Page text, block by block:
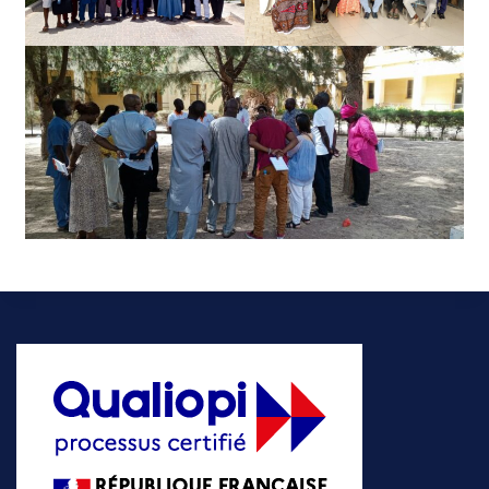
disciplinaires traditionnelles.
En réalité, il pensait que c’est à partir du besoin d’agir
que la connaissance acquiert un pouvoir dynamique.
Selon deux chercheurs de l’Université de Sherbrooke,
la recherche-action est une approche qui part du
principe selon lequel, c’est par l’action que l’on peut
comprendre et changer la réalité sociale des individus
En fait, cette approche met en question la séparation
radicale que beaucoup de gens font entre la théorie et
la pratique. Il ne faut pas oublier que dans le cadre
d’une recherche traditionnelle hypothético-déductive